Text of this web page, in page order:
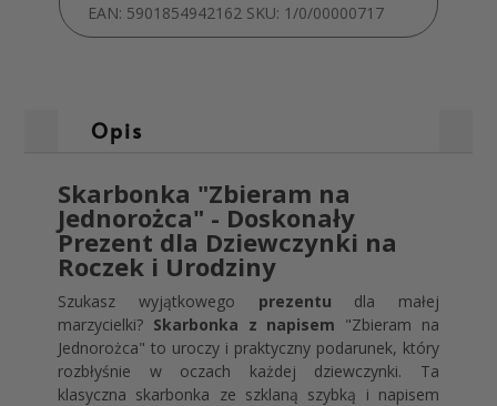
EAN: 5901854942162 SKU: 1/0/00000717
Opis
Skarbonka "Zbieram na
Jednorożca" - Doskonały
Prezent dla Dziewczynki na
Roczek i Urodziny
Szukasz wyjątkowego prezentu dla małej
marzycielki? Skarbonka z napisem "Zbieram na
Jednorożca" to uroczy i praktyczny podarunek, który
rozbłyśnie w oczach każdej dziewczynki. Ta
klasyczna skarbonka ze szklaną szybką i napisem